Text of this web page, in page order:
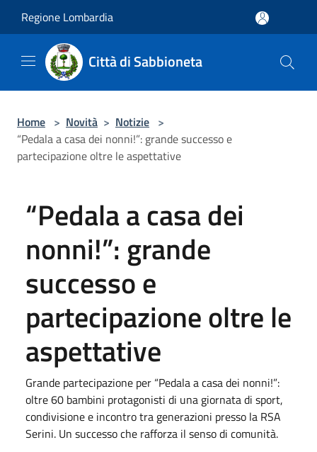
Regione Lombardia
Città di Sabbioneta
Home > Novità > Notizie >
“Pedala a casa dei nonni!”: grande successo e
partecipazione oltre le aspettative
“Pedala a casa dei
nonni!”: grande
successo e
partecipazione oltre le
aspettative
Grande partecipazione per “Pedala a casa dei nonni!”:
oltre 60 bambini protagonisti di una giornata di sport,
condivisione e incontro tra generazioni presso la RSA
Serini. Un successo che rafforza il senso di comunità.